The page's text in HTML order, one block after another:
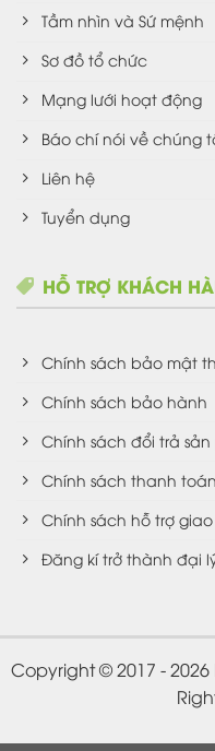
Tầm nhìn và Sứ mệnh
Sơ đồ tổ chức
Mạng lưới hoạt động
Báo chí nói về chúng
Liên hệ
Tuyển dụng
HỖ TRỢ KHÁCH
Chính sách bảo mật
Chính sách bảo hành
Chính sách đổi trả
Chính sách thanh toán
Chính sách hỗ trợ
Đăng kí trở thành đại
Copyright © 2017 - 2026